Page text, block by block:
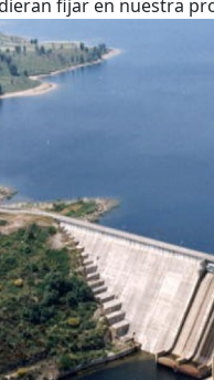
fijar en nuestra